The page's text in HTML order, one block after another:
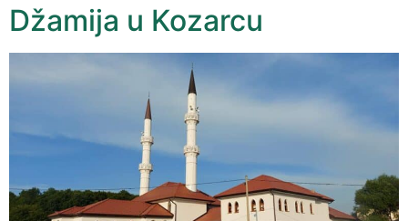
Džamija u Kozarcu